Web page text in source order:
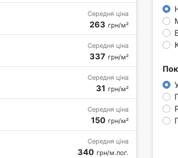
Середня ціна
263 грн/м²
Середня ціна
337 грн/м²
Середня ціна
31 грн/м²
Середня ціна
150 грн/м²
Середня ціна
340 грн/м.пог.